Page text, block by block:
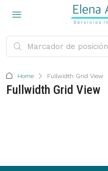
Home Fullwidth Grid View
Fullwidth Grid View